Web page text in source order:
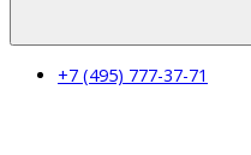
+7 (495) 777-37-71